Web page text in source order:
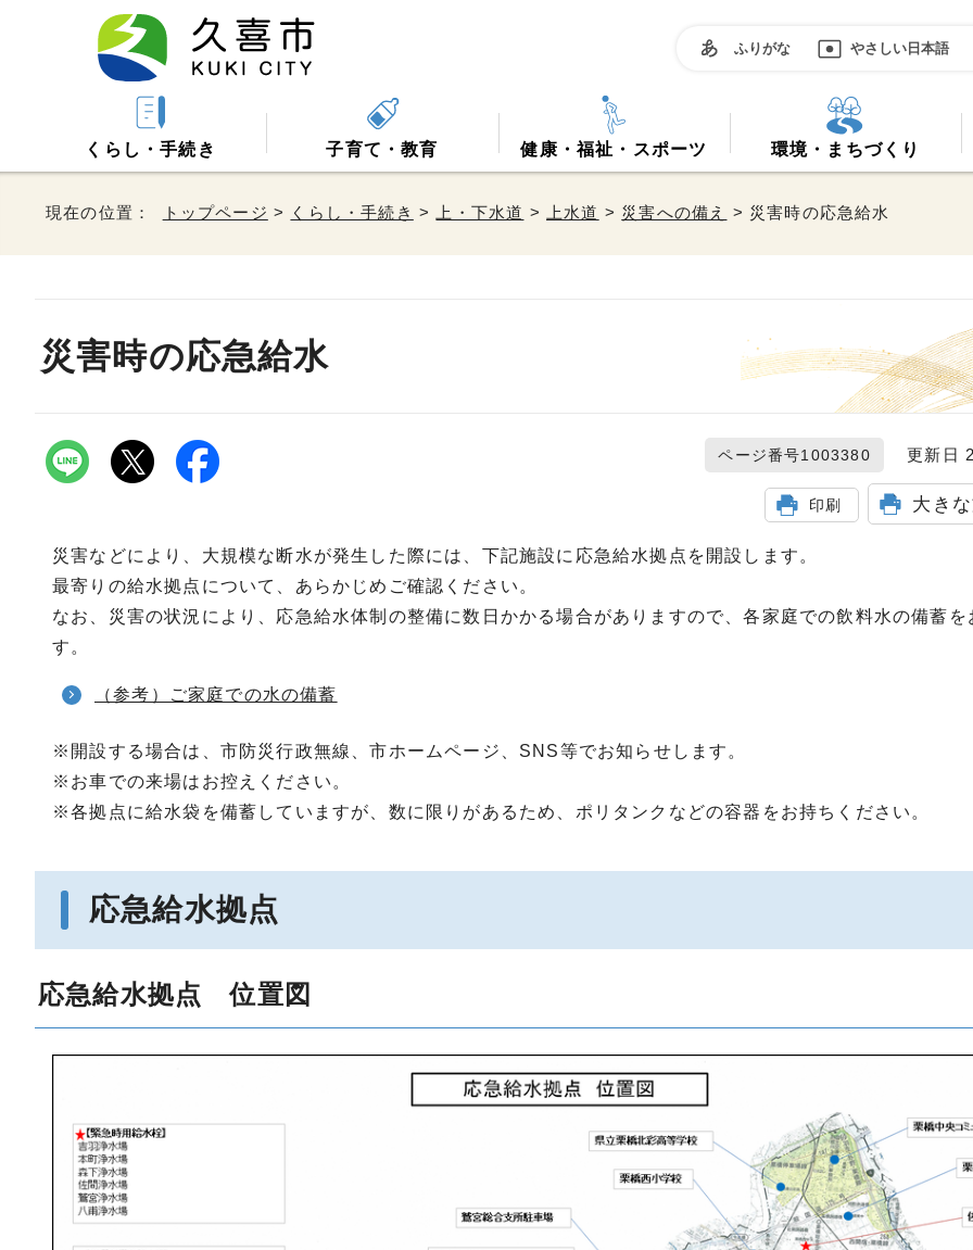
ふりがな やさしい日本語
くらし・手続き 子育て・教育 健康・福祉・スポーツ 環境・まちづくり
現在の位置： トップページ > くらし・手続き > 上・下水道 > 上水道 > 災害への備え > 災害時の応急給水
災害時の応急給水
ページ番号1003380 更新日
印刷 大き
災害などにより、大規模な断水が発生した際には、下記施設に応急給水拠点を開設します。
最寄りの給水拠点について、あらかじめご確認ください。
なお、災害の状況により、応急給水体制の整備に数日かかる場合がありますので、各家庭での飲料水の備蓄を
す。
（参考）ご家庭での水の備蓄
※開設する場合は、市防災行政無線、市ホームページ、SNS等でお知らせします。
※お車での来場はお控えください。
※各拠点に給水袋を備蓄していますが、数に限りがあるため、ポリタンクなどの容器をお持ちください。
応急給水拠点
応急給水拠点 位置図